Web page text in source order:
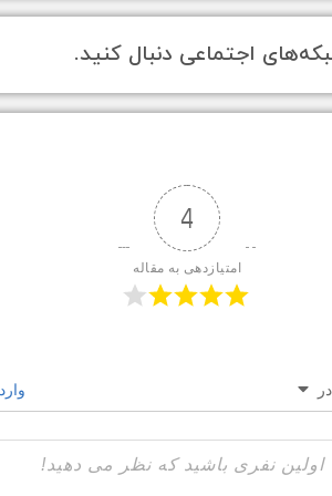
اجتماعی دنبال کنید.
4
امتیازدهی به مقاله